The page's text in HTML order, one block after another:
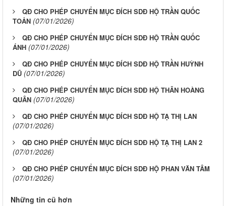
QĐ CHO PHÉP CHUYỂN MỤC ĐÍCH SDĐ HỘ TRẦN QUỐC
TOẢN (07/01/2026)
QĐ CHO PHÉP CHUYỂN MỤC ĐÍCH SDĐ HỘ TRẦN QUỐC
ÁNH (07/01/2026)
QĐ CHO PHÉP CHUYỂN MỤC ĐÍCH SDĐ HỘ TRẦN HUỲNH
DŨ (07/01/2026)
QĐ CHO PHÉP CHUYỂN MỤC ĐÍCH SDĐ HỘ THÂN HOÀNG
QUÂN (07/01/2026)
QĐ CHO PHÉP CHUYỂN MỤC ĐÍCH SDĐ HỘ TẠ THỊ LAN
(07/01/2026)
QĐ CHO PHÉP CHUYỂN MỤC ĐÍCH SDĐ HỘ TẠ THỊ LAN 2
(07/01/2026)
QĐ CHO PHÉP CHUYỂN MỤC ĐÍCH SDĐ HỘ PHAN VĂN TÂM
(07/01/2026)
Những tin cũ hơn